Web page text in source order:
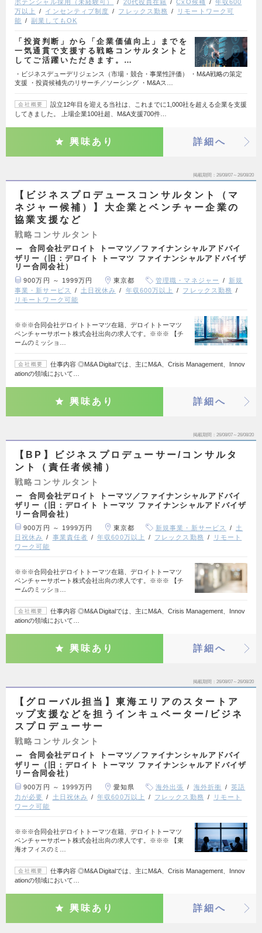
ポテンシャル採用（未経験可） 20代役員在籍 CxO候補
年収600
万以上
インセンティブ制度 フレックス勤務
リモートワーク可
能
副業してもOK
「投資判断」から「企業価値向上」までを
一気通貫で支援する戦略コンサルタントと
してご活躍いただきます。…
・ビジネスデューデリジェンス（市場・競合・事業性評価） ・M&A戦略の策定
支援 ・投資候補先のリサーチ／ソーシング ・M&Aス…
会社概要
設立12年目を迎える当社は、これまでに1,000社を超える企業を支援
してきました。 上場企業100社超、M&A支援700件…
興味あり 詳細へ
掲載期間 26/08/07～26/08/20
【ビジネスプロデュースコンサルタント（マ
ネジャー候補）】大企業とベンチャー企業の
協業支援など
戦略コンサルタント
合同会社デロイト トーマツ／ファイナンシャルアドバイ
ザリー（旧：デロイト トーマツ ファイナンシャルアドバイザ
リー合同会社）
900万円 ～ 1999万円 東京都 管理職・マネジャー
新規
事業・新サービス
土日祝休み 年収600万以上
フレックス勤務
リモートワーク可能
※※※合同会社デロイトトーマツ在籍、デロイトトーマツ
ベンチャーサポート株式会社出向の求人です。※※※ 【チ
ームのミッショ…
会社概要
仕事内容 ◎M&A Digitalでは、主にM&A、Crisis Management、Innov
ationの領域において…
興味あり 詳細へ
掲載期間 26/08/07～26/08/20
【BP】ビジネスプロデューサー/コンサルタ
ント（責任者候補）
戦略コンサルタント
合同会社デロイト トーマツ／ファイナンシャルアドバイ
ザリー（旧：デロイト トーマツ ファイナンシャルアドバイザ
リー合同会社）
900万円 ～ 1999万円 東京都 新規事業・新サービス
土
日祝休み
事業責任者 年収600万以上 フレックス勤務
リモート
ワーク可能
※※※合同会社デロイトトーマツ在籍、デロイトトーマツ
ベンチャーサポート株式会社出向の求人です。※※※ 【チ
ームのミッショ…
会社概要
仕事内容 ◎M&A Digitalでは、主にM&A、Crisis Management、Innov
ationの領域において…
興味あり 詳細へ
掲載期間 26/08/07～26/08/20
【グローバル担当】東海エリアのスタートア
ップ支援などを担うインキュベーター/ビジネ
スプロデューサー
戦略コンサルタント
合同会社デロイト トーマツ／ファイナンシャルアドバイ
ザリー（旧：デロイト トーマツ ファイナンシャルアドバイザ
リー合同会社）
900万円 ～ 1999万円 愛知県 海外出張 海外折衝
英語
力が必要
土日祝休み 年収600万以上 フレックス勤務
リモート
ワーク可能
※※※合同会社デロイトトーマツ在籍、デロイトトーマツ
ベンチャーサポート株式会社出向の求人です。※※※ 【東
海オフィスのミ…
会社概要
仕事内容 ◎M&A Digitalでは、主にM&A、Crisis Management、Innov
ationの領域において…
興味あり 詳細へ